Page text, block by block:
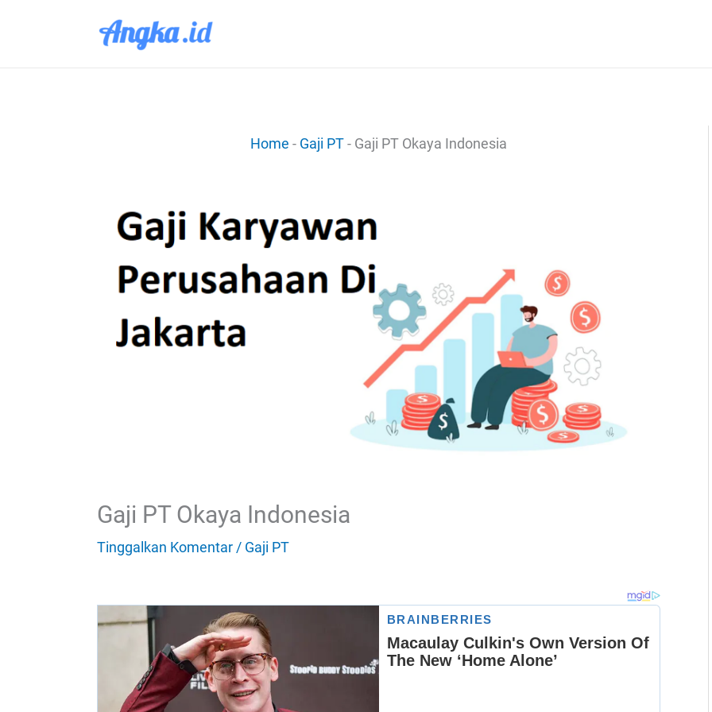
Home - Gaji PT- Gaji PT Okaya Indonesia
Gaji PT Okaya Indonesia
Tinggalkan Komentar/ Gaji PT